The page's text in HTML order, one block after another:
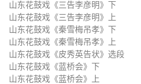
凤环
山东花鼓戏《三告李彦明》下
山东花鼓戏《三告李彦明》上
山东花鼓戏《秦雪梅吊孝》下
山东花鼓戏《秦雪梅吊孝》上
山东花鼓戏《皮秀英告状》选段
山东花鼓戏《蓝桥会》下
山东花鼓戏《蓝桥会》上